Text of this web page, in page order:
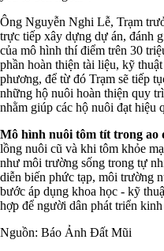
Ông Nguyễn Nghi Lễ, Trạm
trực tiếp xây dựng dự án, đánh
của mô hình thí điểm trên 30
phần hoàn thiện tài liệu, kỹ
phương, để từ đó Trạm sẽ tiếp
những hộ nuôi hoàn thiện quy
nhằm giúp các hộ nuôi đạt hiệu
Mô hình nuôi tôm tít trong ao
lồng nuôi cũ và khi tôm khỏe
như môi trường sống trong tự
diễn biến phức tạp, môi trường
bước áp dụng khoa học - kỹ
hợp để người dân phát triển
Nguồn: Báo Ảnh Đất Mũi